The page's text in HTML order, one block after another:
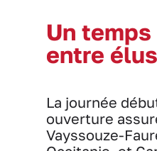
Un temps
entre
La journée
ouverture
Vayssouze-